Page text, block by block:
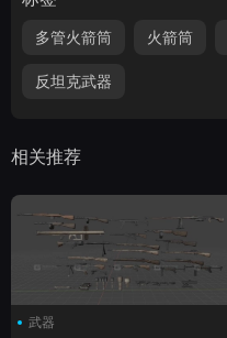
多管火箭筒 火箭筒
反坦克武器
相关推荐
武器